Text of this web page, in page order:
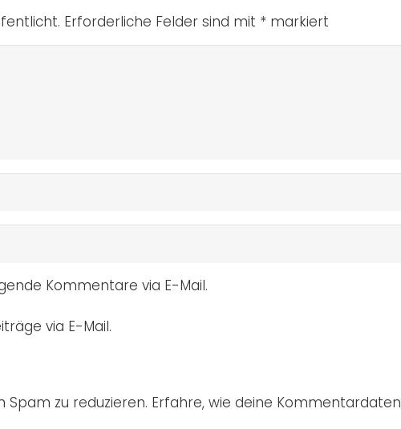
Erforderliche Felder sind mit * markiert
Kommentare via E-Mail.
via E-Mail.
Spam zu reduzieren. Erfahre, wie deine Kommentardaten